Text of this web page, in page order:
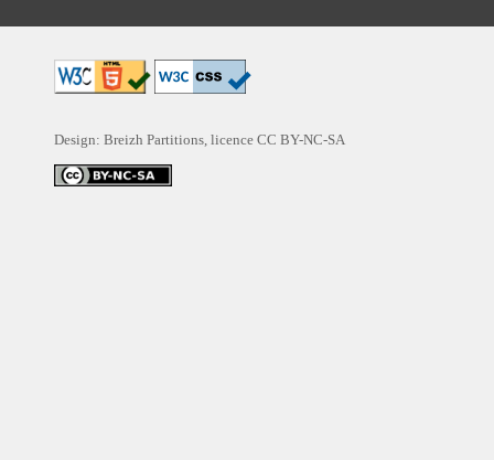
Design: Breizh Partitions, licence CC BY-NC-SA